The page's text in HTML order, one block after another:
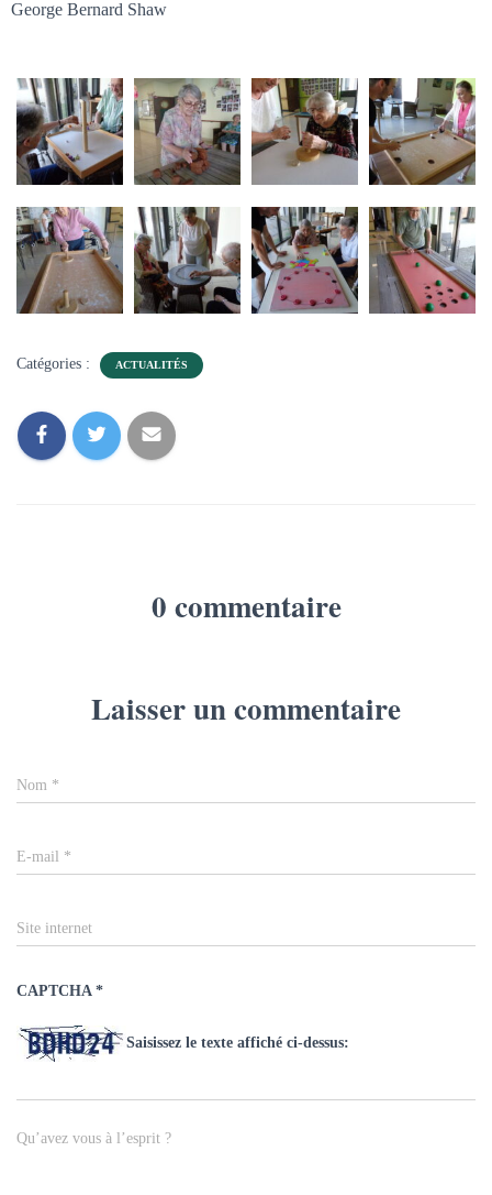
George Bernard Shaw
Catégories : ACTUALITÉS
0 commentaire
Laisser un commentaire
Nom *
E-mail *
Site internet
CAPTCHA *
Saisissez le texte affiché ci-dessus:
Qu’avez vous à l’esprit ?